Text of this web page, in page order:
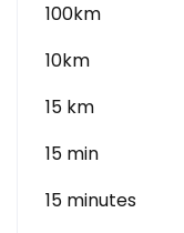
100km
10km
15 km
15 min
15 minutes